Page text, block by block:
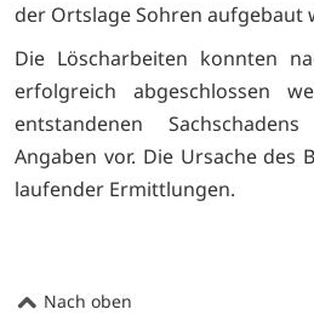
der Ortslage Sohren aufgebaut
Die Löscharbeiten konnten
erfolgreich abgeschlossen
entstandenen
Angaben vor. Die Ursache des
laufender Ermittlungen.
Nach oben